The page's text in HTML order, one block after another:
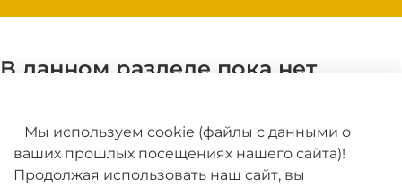
В данном разделе пока нет
Мы используем cookie (файлы с данными о
ваших прошлых посещениях нашего сайта)!
Продолжая использовать наш сайт, вы